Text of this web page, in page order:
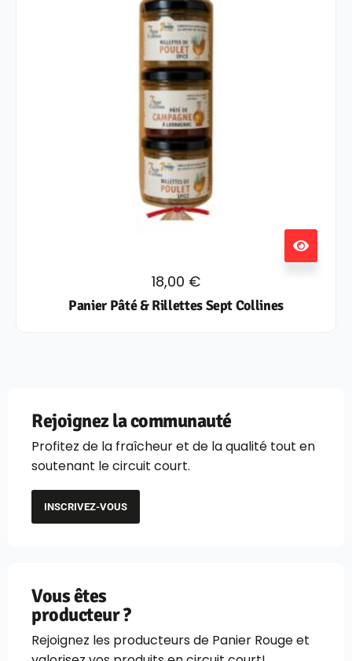
18,00 €
Panier Pâté & Rillettes Sept Collines
Rejoignez la communauté
Profitez de la fraîcheur et de la qualité tout en
soutenant le circuit court.
INSCRIVEZ-VOUS
Vous êtes
producteur ?
Rejoignez les producteurs de Panier Rouge et